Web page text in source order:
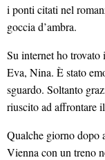
i ponti citati nel
goccia d’ambra.
Su internet ho
Eva, Nina. È stato
sguardo. Soltanto
riuscito ad affrontare
Qualche giorno dopo
Vienna con un treno